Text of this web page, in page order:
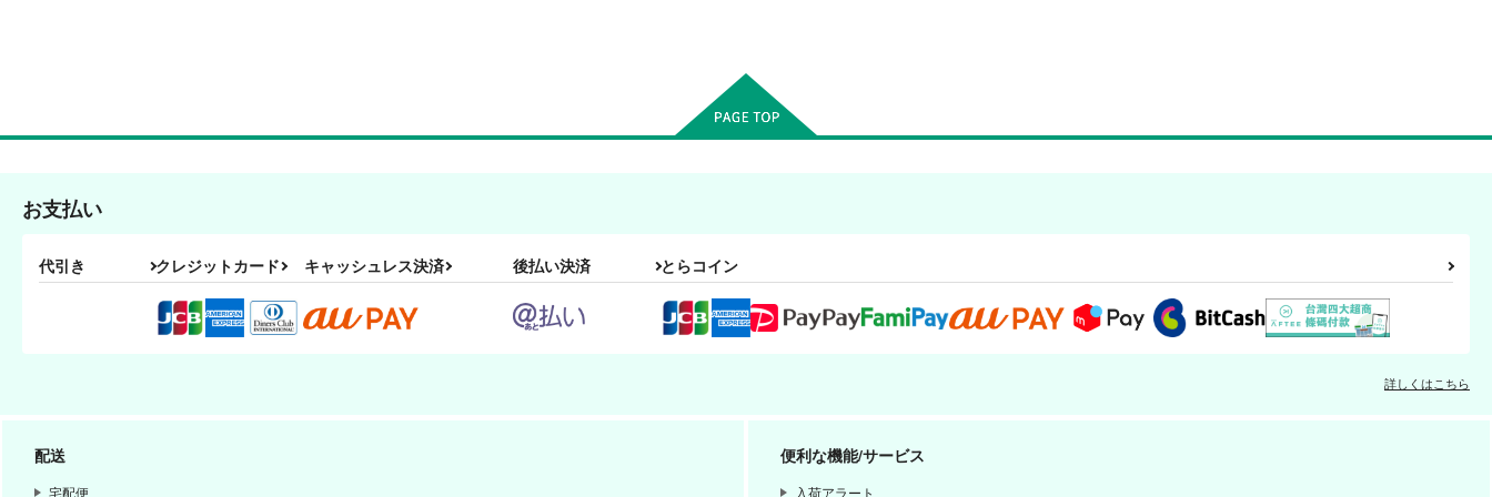
お支払い
代引き クレジットカード キャッシュレス決済 後払い決済 とらコイン
詳しくはこちら
配送
宅配便
便利な機能/サービス
入荷アラート